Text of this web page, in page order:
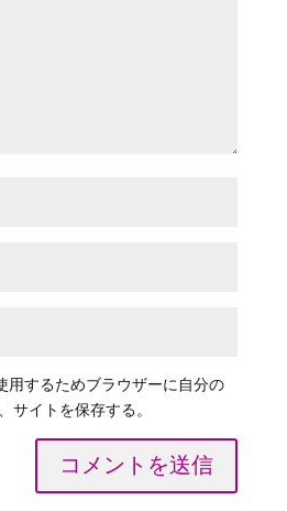
用するためブラウザーに自分の
サイトを保存する。
コメントを送信